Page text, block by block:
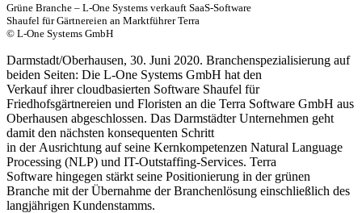
Grüne Branche – L-One Systems verkauft SaaS-Software
Shaufel für Gärtnereien an Marktführer Terra
© L-One Systems GmbH
Darmstadt/Oberhausen, 30. Juni 2020. Branchenspezialisierung auf
beiden Seiten: Die L-One Systems GmbH hat den
Verkauf ihrer cloudbasierten Software Shaufel für
Friedhofsgärtnereien und Floristen an die Terra Software GmbH aus
Oberhausen abgeschlossen. Das Darmstädter Unternehmen geht
damit den nächsten konsequenten Schritt
in der Ausrichtung auf seine Kernkompetenzen Natural Language
Processing (NLP) und IT-Outstaffing-Services. Terra
Software hingegen stärkt seine Positionierung in der grünen
Branche mit der Übernahme der Branchenlösung einschließlich des
langjährigen Kundenstamms.